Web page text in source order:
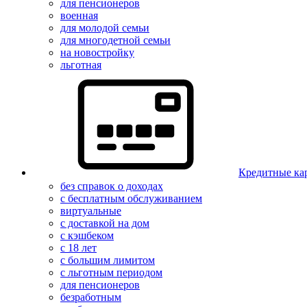
для пенсионеров
военная
для молодой семьи
для многодетной семьи
на новостройку
льготная
Кредитные
без справок о доходах
с бесплатным обслуживанием
виртуальные
с доставкой на дом
с кэшбеком
с 18 лет
с большим лимитом
с льготным периодом
для пенсионеров
безработным